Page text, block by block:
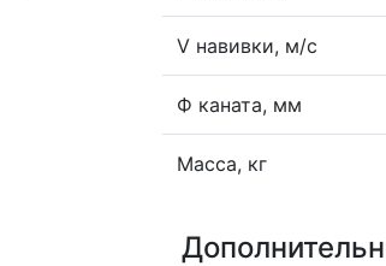
V навивки, м/с
Ф каната, мм
Масса, кг